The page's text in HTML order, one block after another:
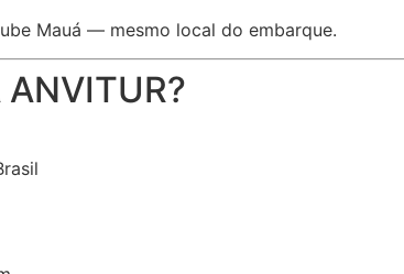
Mauá — mesmo local do embarque.